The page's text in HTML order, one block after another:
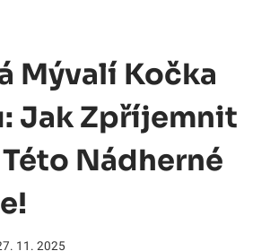
Mývalí Kočka
Jak Zpříjemnit
Nádherné
11. 2025